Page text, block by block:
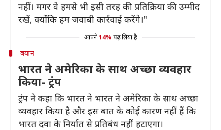
नहीं। मगर वे हमसे भी इसी तरह की प्रतिक्रिया की उम्मीद
रखें, क्योंकि हम जवाबी कार्रवाई करेंगे।"
आपने 14% पढ़ लिया है
बयान
भारत ने अमेरिका के साथ अच्छा व्यवहार
किया- ट्रंप
ट्रंप ने कहा कि भारत ने भारत ने अमेरिका के साथ अच्छा
व्यवहार किया है और इस बात के कोई कारण नहीं हैं कि
भारत दवा के निर्यात से प्रतिबंध नहीं हटाएगा।